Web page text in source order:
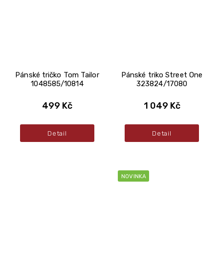
Pánské tričko Tom Tailor
1048585/10814
499 Kč
Detail
Pánské triko Street One
323824/17080
1 049 Kč
Detail
NOVINKA